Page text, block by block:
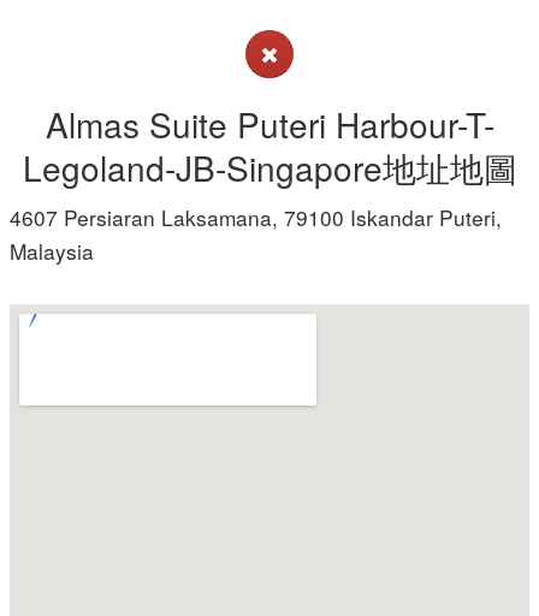
Almas Suite Puteri Harbour-T-
Legoland-JB-Singapore地址地圖
4607 Persiaran Laksamana, 79100 Iskandar Puteri,
Malaysia